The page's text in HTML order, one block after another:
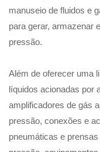
manuseio de fluidos e
para gerar, armazenar
pressão.
Além de oferecer uma
líquidos acionadas por
amplificadores de gás
pressão, conexões e
pneumáticas e